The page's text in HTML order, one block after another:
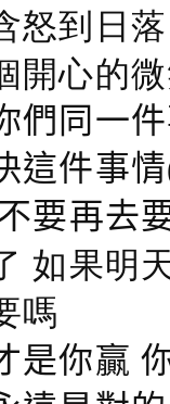
怒到日
開心的
們同一
這件事
要再去
如果明
嗎
是你贏